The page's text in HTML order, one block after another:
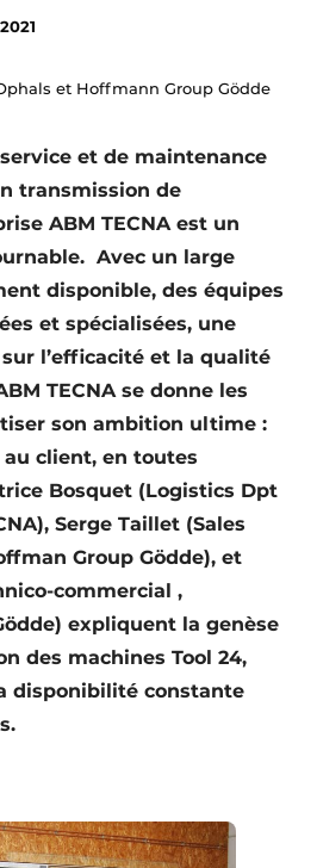
et Hoffmann Group Gödde
et de maintenance
transmission de
ABM TECNA est un
Avec un large
disponible, des équipes
et spécialisées, une
l’efficacité et la qualité
TECNA se donne les
son ambition ultime :
client, en toutes
Bosquet (Logistics Dpt
Serge Taillet (Sales
Group Gödde), et
commercial ,
expliquent la genèse
des machines Tool 24,
disponibilité constante